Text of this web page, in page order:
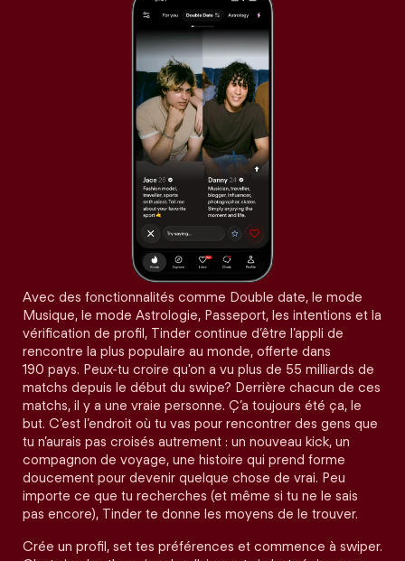
Avec des fonctionnalités comme Double date, le mode
Musique, le mode Astrologie, Passeport, les intentions et la
vérification de profil, Tinder continue d’être l’appli de
rencontre la plus populaire au monde, offerte dans
190 pays. Peux-tu croire qu'on a vu plus de 55 milliards de
matchs depuis le début du swipe? Derrière chacun de ces
matchs, il y a une vraie personne. Ç’a toujours été ça, le
but. C’est l’endroit où tu vas pour rencontrer des gens que
tu n’aurais pas croisés autrement : un nouveau kick, un
compagnon de voyage, une histoire qui prend forme
doucement pour devenir quelque chose de vrai. Peu
importe ce que tu recherches (et même si tu ne le sais
pas encore), Tinder te donne les moyens de le trouver.
Crée un profil, set tes préférences et commence à swiper.